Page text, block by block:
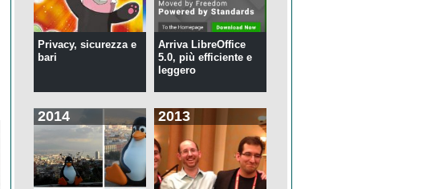
Privacy, sicurezza e
bari
Arriva LibreOffice
5.0, più efficiente e
leggero
2014 2013